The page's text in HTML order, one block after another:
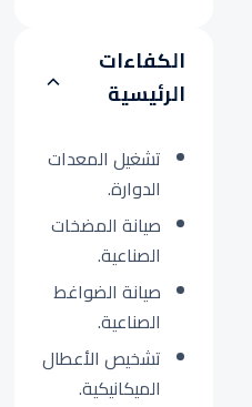
الكفاءات
الرئيسية
تشغيل المعدات
الدوارة.
صيانة المضخات
الصناعية.
صيانة الضواغط
الصناعية.
تشخيص الأعطال
الميكانيكية.